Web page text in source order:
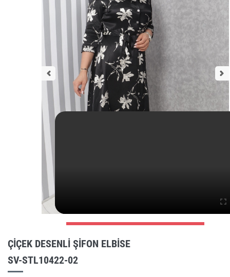
ÇIÇEK DESENLI ŞIFON ELBISE
SV-STL10422-02